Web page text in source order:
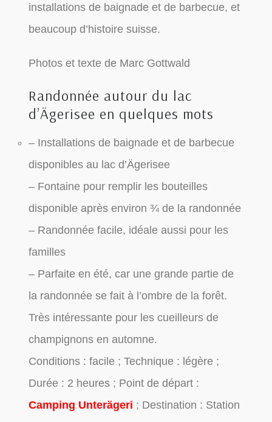
installations de baignade et de barbecue, et
beaucoup d’histoire suisse.
Photos et texte de Marc Gottwald
Randonnée autour du lac
d’Ägerisee en quelques mots
– Installations de baignade et de barbecue
disponibles au lac d’Ägerisee
– Fontaine pour remplir les bouteilles
disponible après environ ¾ de la randonnée
– Randonnée facile, idéale aussi pour les
familles
– Parfaite en été, car une grande partie de
la randonnée se fait à l’ombre de la forêt.
Très intéressante pour les cueilleurs de
champignons en automne.
Conditions : facile ; Technique : légère ;
Durée : 2 heures ; Point de départ :
Camping Unterägeri ; Destination : Station